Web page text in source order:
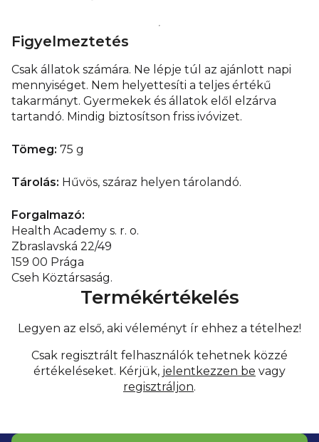
Figyelmeztetés
Csak állatok számára. Ne lépje túl az ajánlott napi
mennyiséget. Nem helyettesíti a teljes értékű
takarmányt. Gyermekek és állatok elől elzárva
tartandó. Mindig biztosítson friss ivóvizet.
Tömeg: 75 g
Tárolás: Hűvös, száraz helyen tárolandó.
Forgalmazó:
Health Academy s. r. o.
Zbraslavská 22/49
159 00 Prága
Cseh Köztársaság.
Termékértékelés
Legyen az első, aki véleményt ír ehhez a tételhez!
Csak regisztrált felhasználók tehetnek közzé
értékeléseket. Kérjük, jelentkezzen be vagy
regisztráljon.